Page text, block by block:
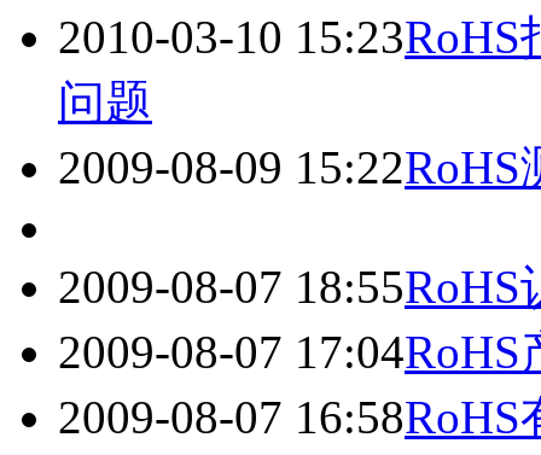
2010-03-10 15:23
问题
2009-08-09 15:22
2009-08-07 18:55RoHS
2009-08-07 17:04
2009-08-07 16:58RoHS